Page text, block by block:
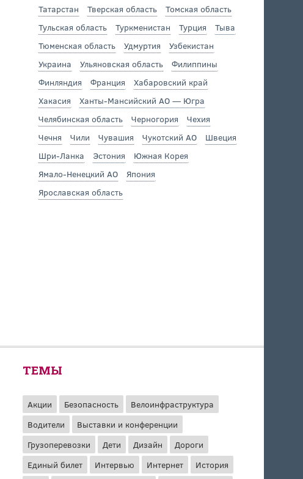
Татарстан
Тверская область
Томская область
Тульская область
Туркменистан Турция
Тыва
Тюменская область
Удмуртия
Узбекистан
Украина
Ульяновская область
Филиппины
Финляндия
Франция
Хабаровский край
Хакасия
Ханты-Мансийский АО — Югра
Челябинская область
Черногория
Чехия
Чечня
Чили Чувашия Чукотский АО
Швеция
Шри-Ланка
Эстония
Южная Корея
Ямало-Ненецкий АО
Япония
Ярославская область
ТЕМЫ
Акции Безопасность
Велоинфраструктура
Водители
Выставки и конференции
Грузоперевозки
Дети Дизайн
Дороги
Единый билет
Интервью Интернет
История